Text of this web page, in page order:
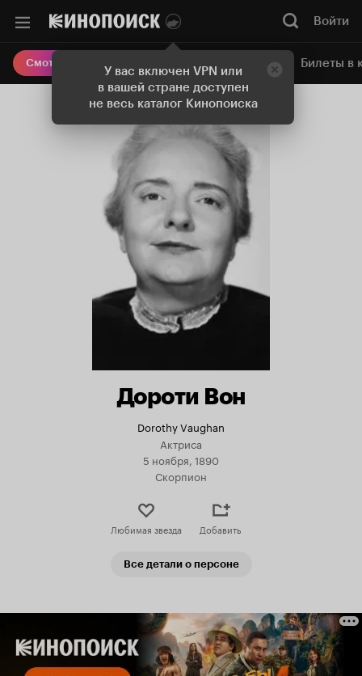
У вас включен VPN или
в вашей стране доступен
не весь каталог Кинопоиска
Войти
Смотреть кино Онлайн-кинотеатр Билеты в
Дороти Вон
Dorothy Vaughan
Актриса
5 ноября, 1890
Скорпион
Любимая звезда Добавить
Все детали о персоне